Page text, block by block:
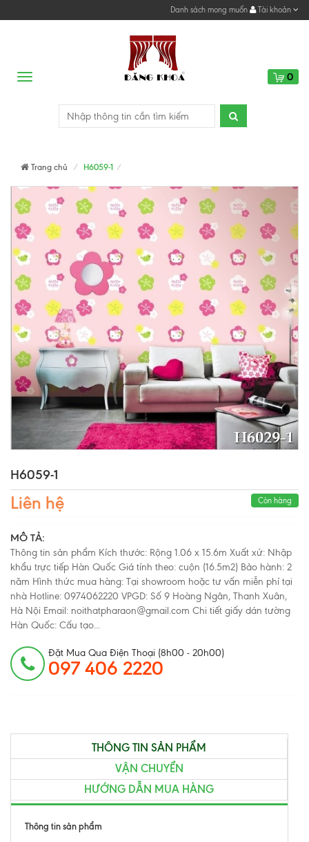
Danh sách mong muốn Tài khoản
Menu 0
Trang chủ H6059-1
H6059-1
Liên hệ Còn hàng
MÔ TẢ:
Thông tin sản phẩm Kích thước: Rộng 1.06 x 15.6m Xuất xứ: Nhập
khẩu trực tiếp Hàn Quốc Giá tính theo: cuộn (16.5m2) Bảo hành: 2
năm Hình thức mua hàng: Tại showroom hoặc tư vấn miễn phí tại
nhà Hotline: 0974062220 VPGD: Số 9 Hoàng Ngân, Thanh Xuân,
Hà Nội Email: noithatpharaon@gmail.com Chi tiết giấy dán tường
Hàn Quốc: Cấu tạo...
Đặt Mua Qua Điện Thoại (8h00 - 20h00)
097 406 2220
THÔNG TIN SẢN PHẨM
VẬN CHUYỂN
HƯỚNG DẪN MUA HÀNG
Thông tin sản phẩm